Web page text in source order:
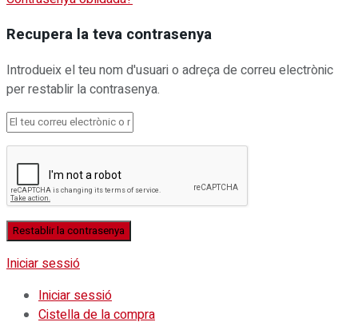
Recupera la teva contrasenya
Introdueix el teu nom d'usuari o adreça de correu electrònic
per restablir la contrasenya.
Iniciar sessió
Iniciar sessió
Cistella de la compra